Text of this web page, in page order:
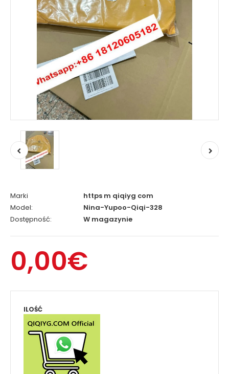
Marki
https m qiqiyg com
Model:
Nina-Yupoo-Qiqi-328
Dostępność:
W magazynie
0,00€
ILOŚĆ